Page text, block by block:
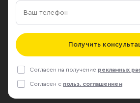
Получить
Согласен на получение рекламных
Согласен с польз. соглашением